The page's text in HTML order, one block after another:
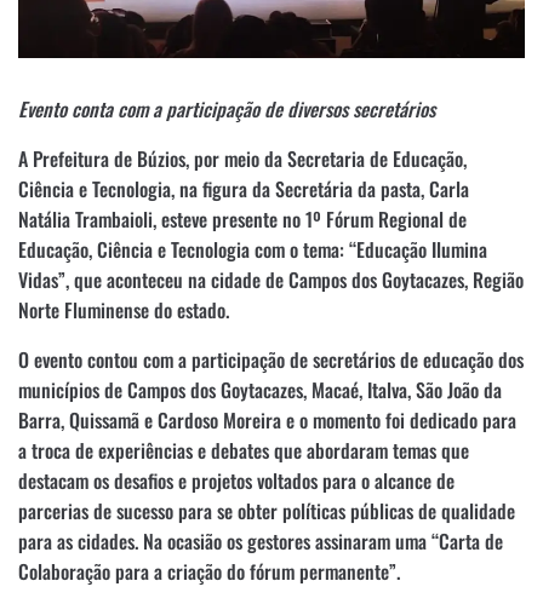
Evento conta com a participação de diversos secretários
A Prefeitura de Búzios, por meio da Secretaria de Educação,
Ciência e Tecnologia, na figura da Secretária da pasta, Carla
Natália Trambaioli, esteve presente no 1º Fórum Regional de
Educação, Ciência e Tecnologia com o tema: “Educação Ilumina
Vidas”, que aconteceu na cidade de Campos dos Goytacazes, Região
Norte Fluminense do estado.
O evento contou com a participação de secretários de educação dos
municípios de Campos dos Goytacazes, Macaé, Italva, São João da
Barra, Quissamã e Cardoso Moreira e o momento foi dedicado para
a troca de experiências e debates que abordaram temas que
destacam os desafios e projetos voltados para o alcance de
parcerias de sucesso para se obter políticas públicas de qualidade
para as cidades. Na ocasião os gestores assinaram uma “Carta de
Colaboração para a criação do fórum permanente”.